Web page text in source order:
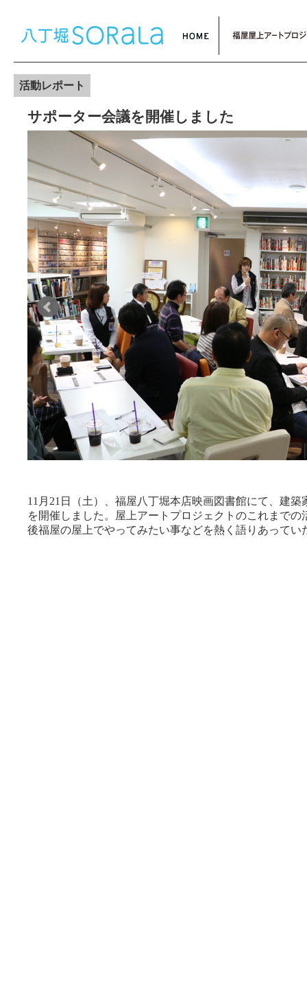
活動レポート
サポーター会議を開催しました
11月21日（土）、福屋八丁堀本店映画図書館にて、建
を開催しました。屋上アートプロジェクトのこれまで
後福屋の屋上でやってみたい事などを熱く語りあってい